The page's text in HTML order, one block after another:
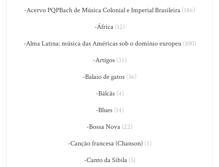
-Acervo PQPBach de Música Colonial e Imperial Brasileira (186)
-África (12)
-Alma Latina: música das Américas sob o domínio europeu(100)
-Artigos(35)
-Balaio de gatos (36)
-Bálcãs(4)
-Blues(14)
-Bossa Nova (22)
-Canção francesa (Chanson)(5)
-Canto da Sibila(3)